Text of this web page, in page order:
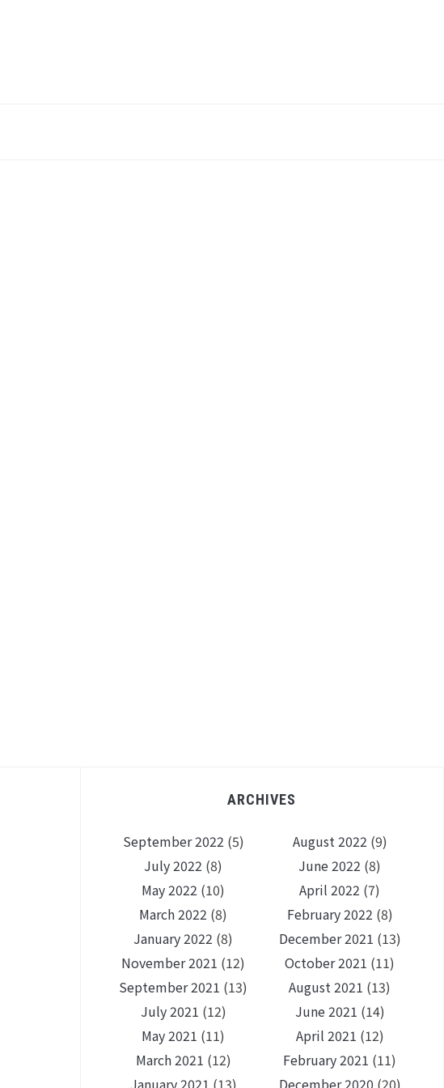
ARCHIVES
September 2022 (5) August 2022 (9)
July 2022 (8) June 2022 (8)
May 2022 (10) April 2022 (7)
March 2022 (8) February 2022 (8)
January 2022 (8) December 2021 (13)
November 2021 (12) October 2021 (11)
September 2021 (13) August 2021 (13)
July 2021 (12) June 2021 (14)
May 2021 (11) April 2021 (12)
March 2021 (12) February 2021 (11)
January 2021 (13) December 2020 (20)